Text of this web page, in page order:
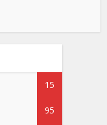
15
95